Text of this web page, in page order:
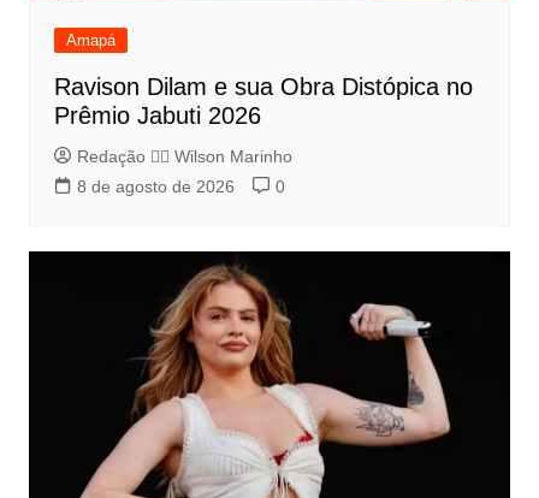
Amapá
Ravison Dilam e sua Obra Distópica no
Prêmio Jabuti 2026
Redação 👨‍⚖️​ Wilson Marinho
8 de agosto de 2026
0